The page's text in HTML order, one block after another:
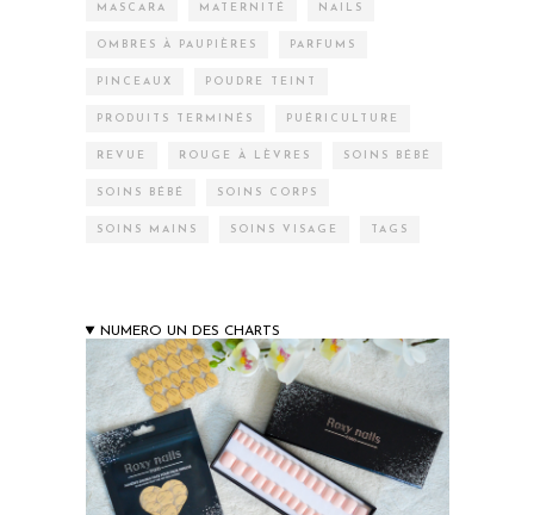
MASCARA MATERNITÉ NAILS
OMBRES À PAUPIÈRES PARFUMS
PINCEAUX POUDRE TEINT
PRODUITS TERMINÉS PUÉRICULTURE
REVUE ROUGE À LÈVRES SOINS BÉBÉ
SOINS BÉBÉ SOINS CORPS
SOINS MAINS SOINS VISAGE TAGS
NUMERO UN DES CHARTS